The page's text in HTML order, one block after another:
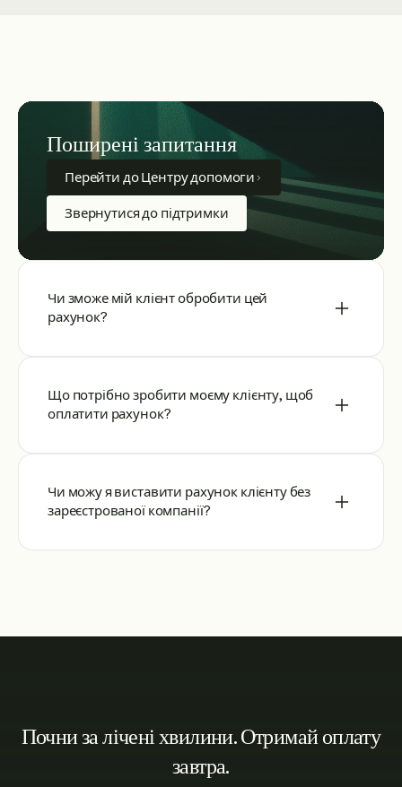
Поширені запитання
Перейти до Центру допомоги
Звернутися до підтримки
Чи зможе мій клієнт обробити цей
рахунок?
Що потрібно зробити моєму клієнту, щоб
оплатити рахунок?
Чи можу я виставити рахунок клієнту без
зареєстрованої компанії?
Почни за лічені хвилини. Отримай оплату
завтра.